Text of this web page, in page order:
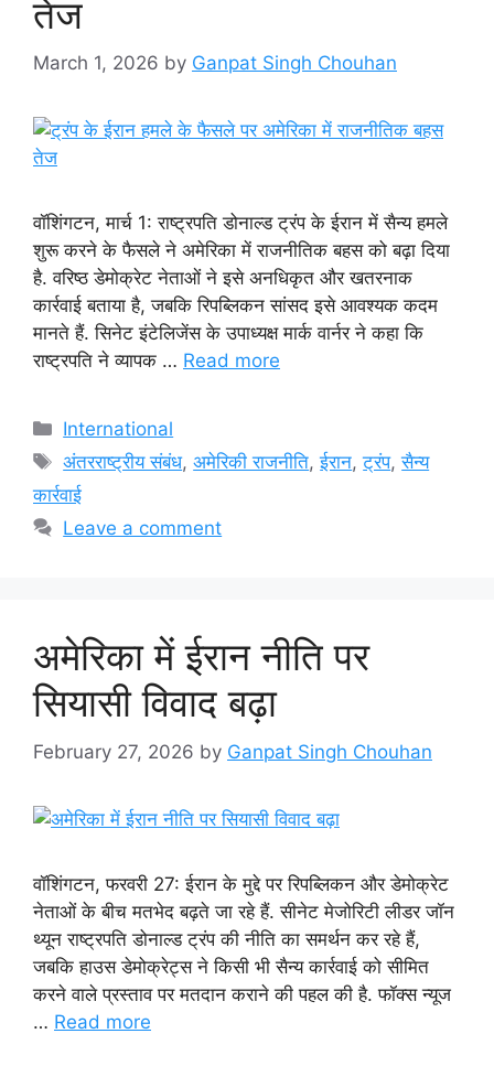
तेज
March 1, 2026 by Ganpat Singh Chouhan
वॉशिंगटन, मार्च 1: राष्ट्रपति डोनाल्ड ट्रंप के ईरान में सैन्य हमले
शुरू करने के फैसले ने अमेरिका में राजनीतिक बहस को बढ़ा दिया
है. वरिष्ठ डेमोक्रेट नेताओं ने इसे अनधिकृत और खतरनाक
कार्रवाई बताया है, जबकि रिपब्लिकन सांसद इसे आवश्यक कदम
मानते हैं. सिनेट इंटेलिजेंस के उपाध्यक्ष मार्क वार्नर ने कहा कि
राष्ट्रपति ने व्यापक … Read more
Categories
International
Tags
अंतरराष्ट्रीय संबंध,अमेरिकी राजनीति,ईरान,ट्रंप,सैन्य
कार्रवाई
Leave a comment
अमेरिका में ईरान नीति पर
सियासी विवाद बढ़ा
February 27, 2026 by Ganpat Singh Chouhan
वॉशिंगटन, फरवरी 27: ईरान के मुद्दे पर रिपब्लिकन और डेमोक्रेट
नेताओं के बीच मतभेद बढ़ते जा रहे हैं. सीनेट मेजोरिटी लीडर जॉन
थ्यून राष्ट्रपति डोनाल्ड ट्रंप की नीति का समर्थन कर रहे हैं,
जबकि हाउस डेमोक्रेट्स ने किसी भी सैन्य कार्रवाई को सीमित
करने वाले प्रस्ताव पर मतदान कराने की पहल की है. फॉक्स न्यूज
… Read more